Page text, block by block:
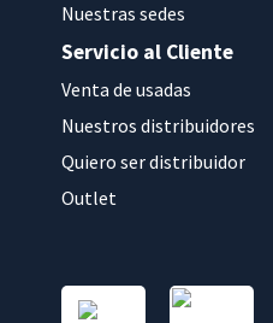
Nuestras sedes
Servicio al Cliente
Venta de usadas
Nuestros distribuidores
Quiero ser distribuidor
Outlet